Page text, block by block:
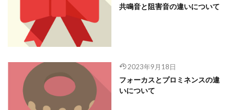
共鳴音と阻害音の違いについて
2023年9月18日
フォーカスとプロミネンスの違
いについて